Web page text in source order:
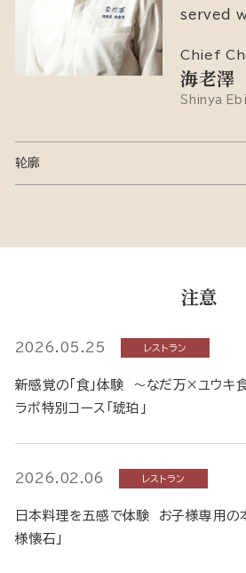
served
Chief
海老
Shinya
轮廓
注意
2026.05.25 レストラン
新感覚の「食」体験 ～なだ万×ユウ
ラボ特別コース「琥珀」
2026.02.06 レストラン
日本料理を五感で体験 お子様専用の
様懐石」